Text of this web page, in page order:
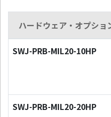
ハードウェア・オプショ
SWJ-PRB-MIL20-10HP
SWJ-PRB-MIL20-20HP